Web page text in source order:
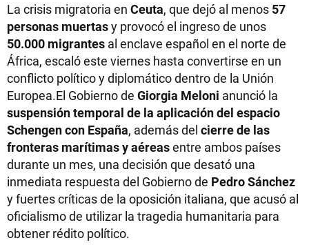
La crisis migratoria en Ceuta, que dejó al menos 57
personas muertasy provocó el ingreso de unos
50.000 migrantes al enclave español en el norte de
África, escaló este viernes hasta convertirse en un
conflicto político y diplomático dentro de la Unión
Europea.El Gobierno de Giorgia Meloni anunció la
suspensión temporal de la aplicación del espacio
Schengen con España, además del cierre de las
fronteras marítimas y aéreasentre ambos países
durante un mes, una decisión que desató una
inmediata respuesta del Gobierno de Pedro Sánchez
y fuertes críticas de la oposición italiana, que acusó al
oficialismo de utilizar la tragedia humanitaria para
obtener rédito político.